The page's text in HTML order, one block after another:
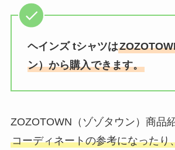
ヘインズ tシャツは
ン）から購入できます。
ZOZOTOWN（ゾゾタウン）商品
コーディネートの参考になったり